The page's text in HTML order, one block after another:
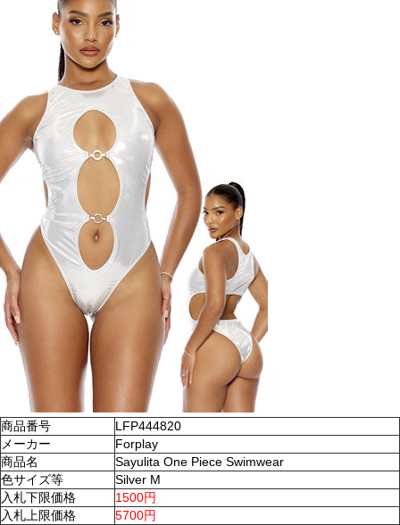
商品番号
LFP444820
メーカー
Forplay
商品名
Sayulita One Piece Swimwear
色サイズ等
Silver M
入札下限価格
1500円
入札上限価格
5700円